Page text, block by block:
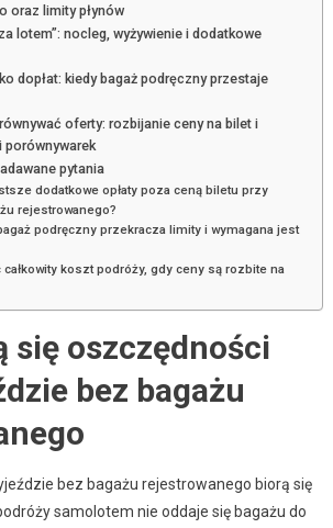
oraz limity płynów
lotem”: nocleg, wyżywienie i dodatkowe
dopłat: kiedy bagaż podręczny przestaje
oferty: rozbijanie ceny na bilet i
porównywarek
pytania
dodatkowe opłaty poza ceną biletu przy
rejestrowanego?
podręczny przekracza limity i wymagana jest
całkowity koszt podróży, gdy ceny są rozbite na
się oszczędności
bez bagażu
bez bagażu rejestrowanego biorą się
samolotem nie oddaje się bagażu do